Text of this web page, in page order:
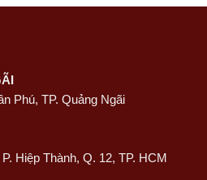
Phú, TP. Quảng Ngãi
Hiệp Thành, Q. 12, TP. HCM